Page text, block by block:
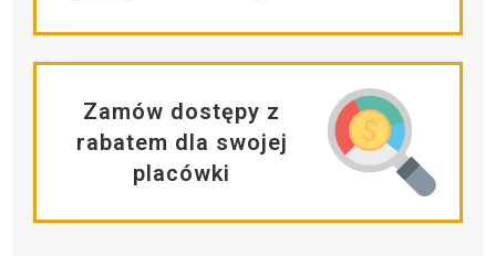
Zamów dostępy z
rabatem dla swojej
placówki